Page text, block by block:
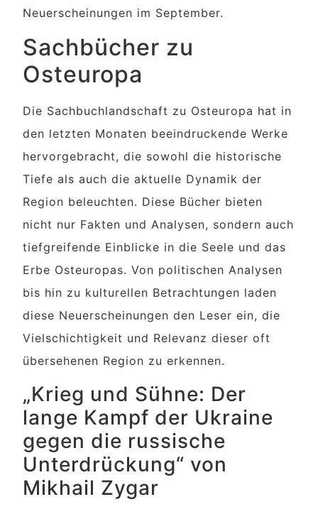
Neuerscheinungen im September.
Sachbücher zu
Osteuropa
Die Sachbuchlandschaft zu Osteuropa hat in
den letzten Monaten beeindruckende Werke
hervorgebracht, die sowohl die historische
Tiefe als auch die aktuelle Dynamik der
Region beleuchten. Diese Bücher bieten
nicht nur Fakten und Analysen, sondern auch
tiefgreifende Einblicke in die Seele und das
Erbe Osteuropas. Von politischen Analysen
bis hin zu kulturellen Betrachtungen laden
diese Neuerscheinungen den Leser ein, die
Vielschichtigkeit und Relevanz dieser oft
übersehenen Region zu erkennen.
„Krieg und Sühne: Der
lange Kampf der Ukraine
gegen die russische
Unterdrückung“ von
Mikhail Zygar